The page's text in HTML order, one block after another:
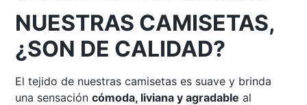
NUESTRAS CAMISETAS,
¿SON DE CALIDAD?
El tejido de nuestras camisetas es suave y brinda
una sensacióncómoda, liviana y agradable al